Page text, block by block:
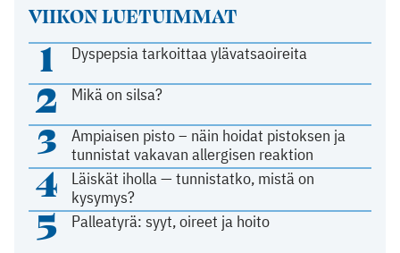
VIIKON LUETUIMMAT
1 Dyspepsia tarkoittaa ylävatsaoireita
2 Mikä on silsa?
3
Ampiaisen pisto – näin hoidat pistoksen ja
tunnistat vakavan allergisen reaktion
4
Läiskät iholla — tunnistatko, mistä on
kysymys?
5 Palleatyrä: syyt, oireet ja hoito